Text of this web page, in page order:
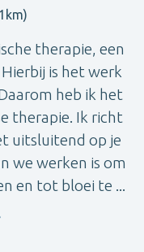
therapie, een
is het werk
heb ik het
therapie. Ik richt
uitsluitend op je
we werken is om
en tot bloei te ...